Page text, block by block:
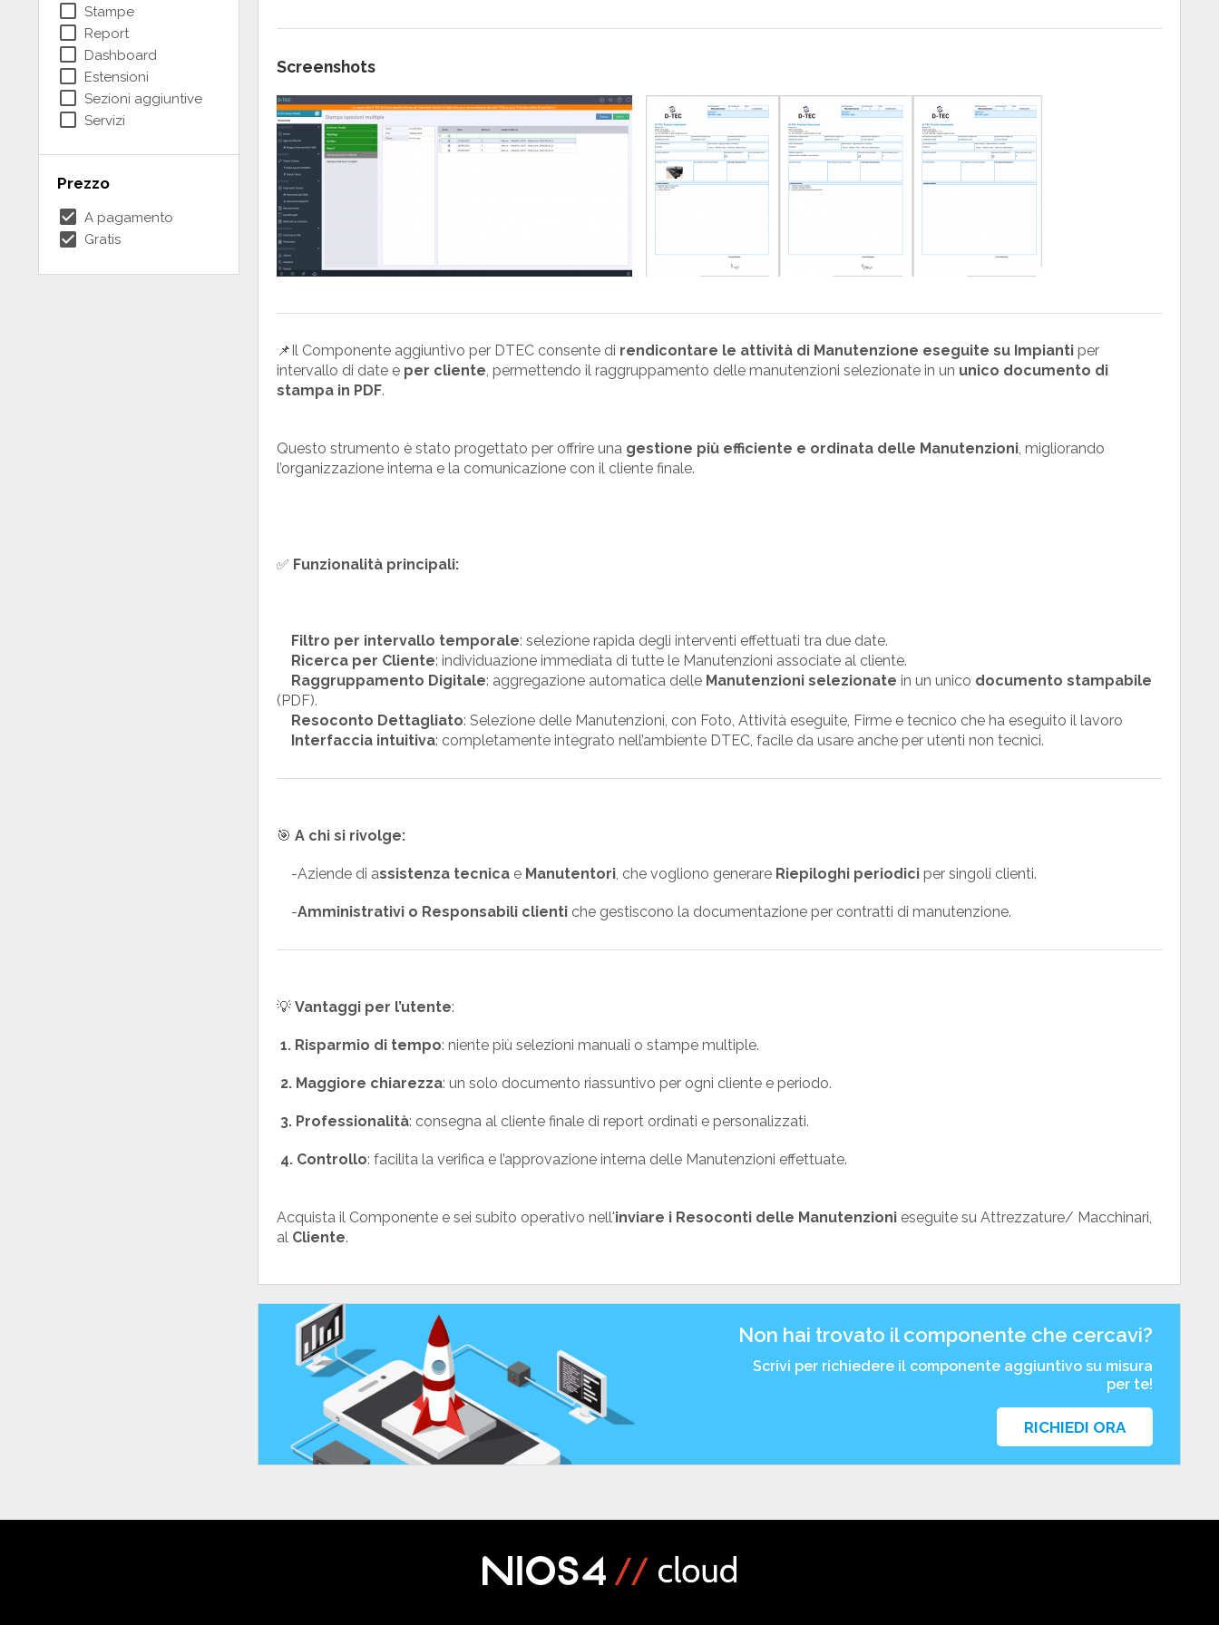
check_box_outline_blank Stampe
check_box_outline_blank Report
check_box_outline_blank Dashboard
check_box_outline_blank Estensioni
check_box_outline_blank Sezioni aggiuntive
check_box_outline_blank Servizi
Prezzo
check_box A pagamento
check_box Gratis
Screenshots
📌Il Componente aggiuntivo per DTEC consente di rendicontare le attività di Manutenzione eseguite su Impianti per
intervallo di date e per cliente , permettendo il raggruppamento delle manutenzioni selezionate in un unico documento di
stampa in PDF.
Questo strumento è stato progettato per offrire una gestione più efficiente e ordinata delle Manutenzioni , migliorando
l’organizzazione interna e la comunicazione con il cliente finale.
✅ Funzionalità principali:
Filtro per intervallo temporale: selezione rapida degli interventi effettuati tra due date.
Ricerca per Cliente: individuazione immediata di tutte le Manutenzioni associate al cliente.
Raggruppamento Digitale: aggregazione automatica delle Manutenzioni selezionate in un unico documento stampabile
(PDF).
Resoconto Dettagliato: Selezione delle Manutenzioni, con Foto, Attività eseguite, Firme e tecnico che ha eseguito il lavoro
Interfaccia intuitiva: completamente integrato nell’ambiente DTEC, facile da usare anche per utenti non tecnici.
🎯 A chi si rivolge:
-Aziende di assistenza tecnica e Manutentori , che vogliono generare Riepiloghi periodici per singoli clienti.
-Amministrativi o Responsabili clienti che gestiscono la documentazione per contratti di manutenzione.
💡 Vantaggi per l’utente:
1. Risparmio di tempo: niente più selezioni manuali o stampe multiple.
2. Maggiore chiarezza: un solo documento riassuntivo per ogni cliente e periodo.
3. Professionalità: consegna al cliente finale di report ordinati e personalizzati.
4. Controllo: facilita la verifica e l’approvazione interna delle Manutenzioni effettuate.
Acquista il Componente e sei subito operativo nell'inviare i Resoconti delle Manutenzioni eseguite su Attrezzature/ Macchinari,
al Cliente.
Non hai trovato il componente che cercavi?
Scrivi per richiedere il componente aggiuntivo su misura
per te!
RICHIEDI ORA